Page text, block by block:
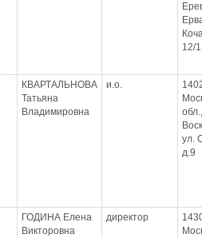
12/1
КВАРТАЛЬНОВА
Татьяна
Владимировна
и.о.
ул.
д.9
ГОДИНА Елена
Викторовна
директор